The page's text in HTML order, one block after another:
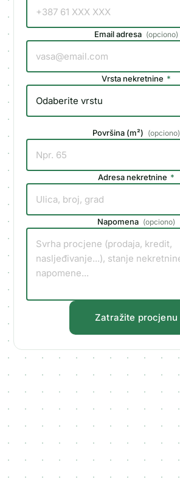
Email adresa (opciono)
Vrsta nekretnine *
Površina (m²) (opciono)
Adresa nekretnine *
Napomena (opciono)
Zatražite procjenu